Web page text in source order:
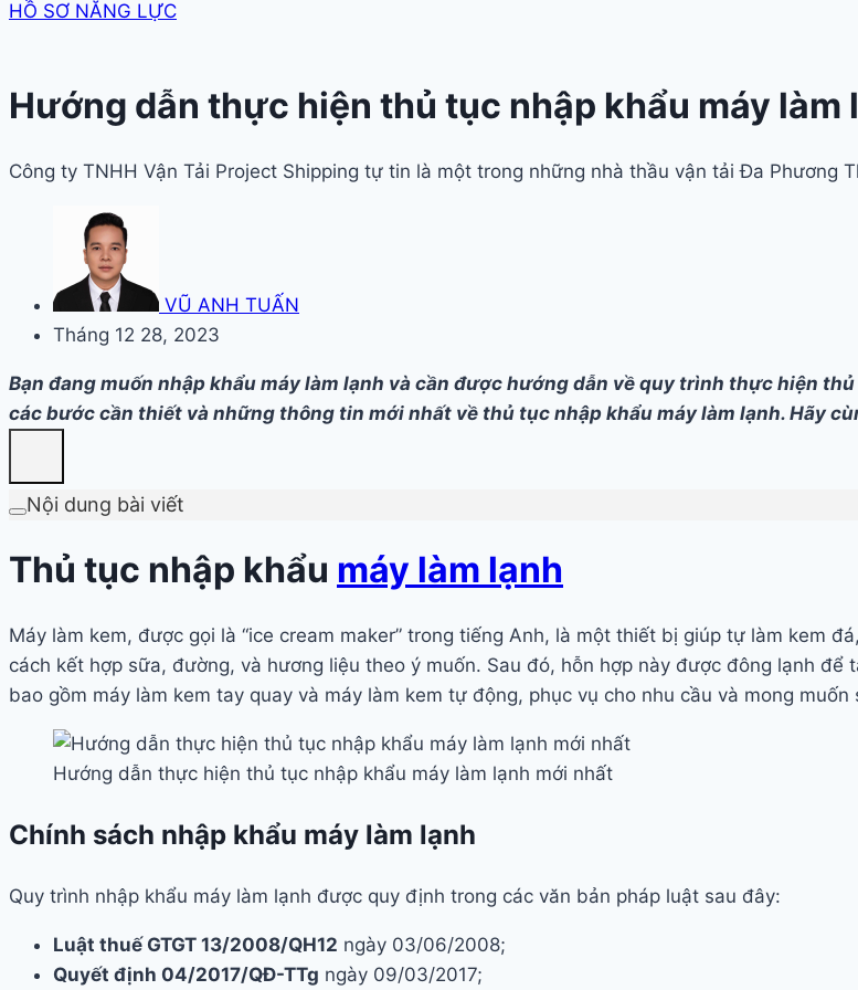
HỒ SƠ NĂNG LỰC
Hướng dẫn thực hiện thủ tục nhập khẩu máy làm
Công ty TNHH Vận Tải Project Shipping tự tin là một trong những nhà thầu vận tải Đa Phương
VŨ ANH TUẤN
Tháng 12 28, 2023
Bạn đang muốn nhập khẩu máy làm lạnh và cần được hướng dẫn về quy trình thực hiện
các bước cần thiết và những thông tin mới nhất về thủ tục nhập khẩu máy làm lạnh. Hãy
Nội dung bài viết
Thủ tục nhập khẩu máy làm lạnh
Máy làm kem, được gọi là “ice cream maker” trong tiếng Anh, là một thiết bị giúp tự làm kem
cách kết hợp sữa, đường, và hương liệu theo ý muốn. Sau đó, hỗn hợp này được đông lạnh
bao gồm máy làm kem tay quay và máy làm kem tự động, phục vụ cho nhu cầu và mong
Hướng dẫn thực hiện thủ tục nhập khẩu máy làm lạnh mới nhất
Chính sách nhập khẩu máy làm lạnh
Quy trình nhập khẩu máy làm lạnh được quy định trong các văn bản pháp luật sau đây:
Luật thuế GTGT 13/2008/QH12 ngày 03/06/2008;
Quyết định 04/2017/QĐ-TTg ngày 09/03/2017;